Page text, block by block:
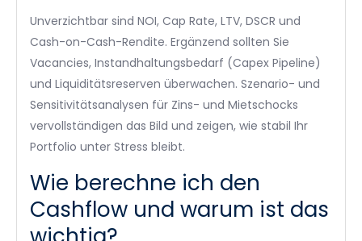
Unverzichtbar sind NOI, Cap Rate, LTV, DSCR und
Cash-on-Cash-Rendite. Ergänzend sollten Sie
Vacancies, Instandhaltungsbedarf (Capex Pipeline)
und Liquiditätsreserven überwachen. Szenario- und
Sensitivitätsanalysen für Zins- und Mietschocks
vervollständigen das Bild und zeigen, wie stabil Ihr
Portfolio unter Stress bleibt.
Wie berechne ich den
Cashflow und warum ist das